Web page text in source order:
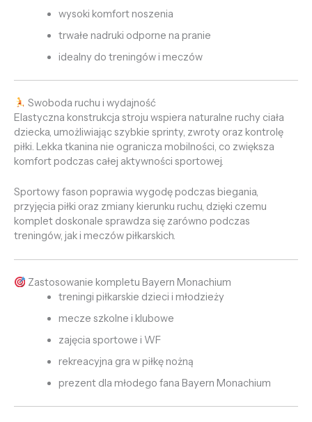
wysoki komfort noszenia
trwałe nadruki odporne na pranie
idealny do treningów i meczów
Swoboda ruchu i wydajność
Elastyczna konstrukcja stroju wspiera naturalne ruchy ciała
dziecka, umożliwiając szybkie sprinty, zwroty oraz kontrolę
piłki. Lekka tkanina nie ogranicza mobilności, co zwiększa
komfort podczas całej aktywności sportowej.
Sportowy fason poprawia wygodę podczas biegania,
przyjęcia piłki oraz zmiany kierunku ruchu, dzięki czemu
komplet doskonale sprawdza się zarówno podczas
treningów, jak i meczów piłkarskich.
Zastosowanie kompletu Bayern Monachium
treningi piłkarskie dzieci i młodzieży
mecze szkolne i klubowe
zajęcia sportowe i WF
rekreacyjna gra w piłkę nożną
prezent dla młodego fana Bayern Monachium